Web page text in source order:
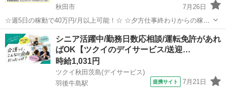
秋田市
7月26日
☆週5日の稼動で40万円/月以上可能！☆ ☆夕方仕事終わりからの稼
働、休日の稼動で20万円/月以上可能！☆ ☆雇われない働き方、自由な
スタイルでの働き方を【Amazon Flex】で始めましょう！☆ 個人事業
主とし...
秋田 配送 Amazon
シニア活躍中/勤務日数応相談/運転免許があれ
ばOK【ツクイのデイサービス/送迎…
時給1,031円
ツクイ秋田茨島(デイサービス)
羽後牛島駅
提携サイト 7月21日